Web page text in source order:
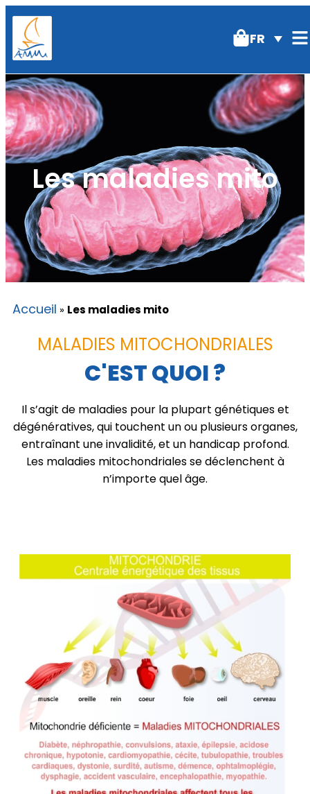
FR
Les maladies mito
Accueil » Les maladies mito
MALADIES MITOCHONDRIALES
C'EST QUOI ?
Il s’agit de maladies pour la plupart génétiques et
dégénératives, qui touchent un ou plusieurs organes,
entraînant une invalidité, et un handicap profond.
Les maladies mitochondriales se déclenchent à
n’importe quel âge.